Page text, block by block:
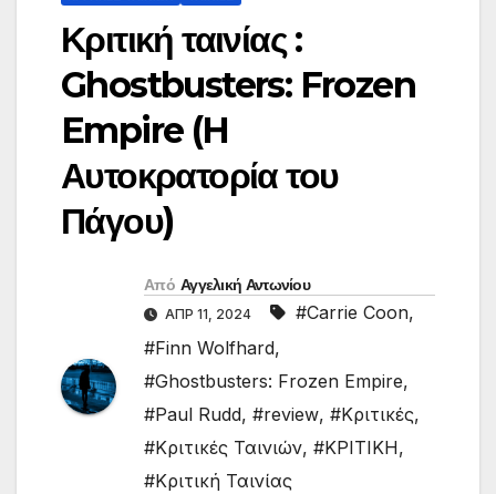
Κριτική ταινίας :
Ghostbusters: Frozen
Empire (H
Αυτοκρατορία του
Πάγου)
Από Αγγελική Αντωνίου
ΑΠΡ 11, 2024 #Carrie Coon,
#Finn Wolfhard,
#Ghostbusters: Frozen Empire,
#Paul Rudd, #review, #Κριτικές,
#Κριτικές Ταινιών, #ΚΡΙΤΙΚΗ,
#Κριτική Ταινίας